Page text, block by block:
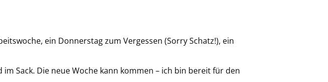
ein Donnerstag zum Vergessen (Sorry Schatz!), ein
Sack. Die neue Woche kann kommen – ich bin bereit für den